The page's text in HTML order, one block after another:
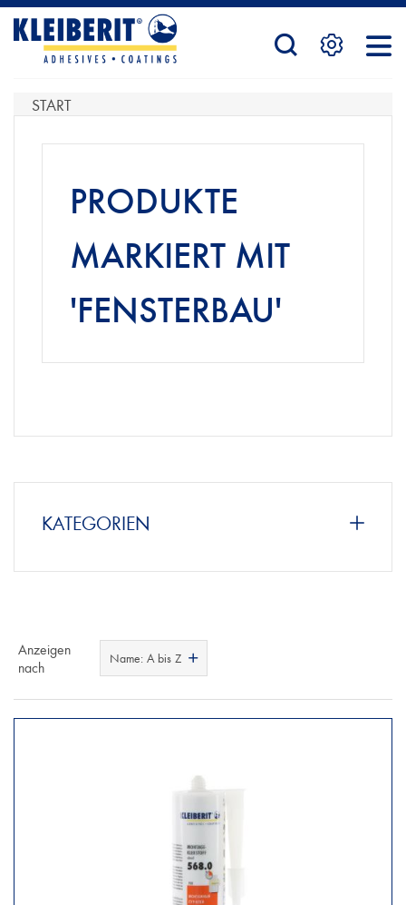
STARTSEITE
PRODUKTE
KONTAKTFORMULAR
START
PRODUKTE
MARKIERT MIT
'FENSTERBAU'
KATEGORIEN
Anzeigen
nach
Name: A bis Z